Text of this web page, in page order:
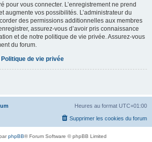
pour vous connecter. L’enregistrement ne prend
augmente vos possibilités. L’administrateur du
des permissions additionnelles aux membres
assurez-vous d’avoir pris connaissance
et de notre politique de vie privée. Assurez-vous
du forum.
Politique de vie privée
Heures au format UTC+01:00
Supprimer les cookies du forum
phpBB® Forum Software © phpBB Limited